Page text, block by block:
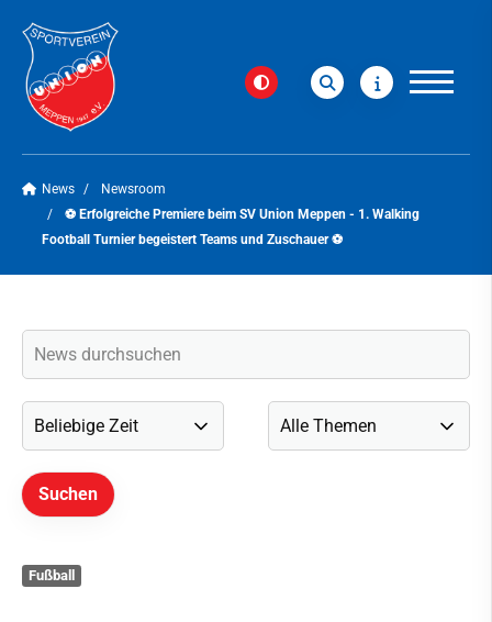
News
Newsroom
⚽️ Erfolgreiche Premiere beim SV Union Meppen - 1. Walking
Football Turnier begeistert Teams und Zuschauer ⚽️
Fußball
Verein
Newsroom
Social-Media-News
Newsletter
Sportdeutschland-News
Das LSB-Magazin